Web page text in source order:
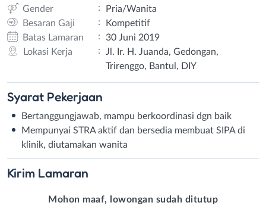
Gender
:
Pria/Wanita
Besaran Gaji
:
Kompetitif
Batas Lamaran
:
30 Juni 2019
Lokasi Kerja
:
Jl. Ir. H. Juanda, Gedongan,
Trirenggo, Bantul, DIY
Syarat Pekerjaan
Bertanggungjawab, mampu berkoordinasi dgn baik
Mempunyai STRA aktif dan bersedia membuat SIPA di
klinik, diutamakan wanita
Kirim Lamaran
Mohon maaf, lowongan sudah ditutup